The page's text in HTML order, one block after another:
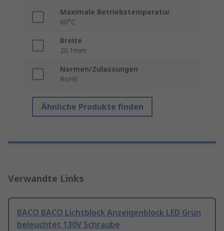
Maximale Betriebstemperatur
60°C
Breite
20.1mm
Normen/Zulassungen
RoHS
Ähnliche Produkte finden
Verwandte Links
BACO BACO Lichtblock Anzeigenblock LED Grün
beleuchtet 130V Schraube